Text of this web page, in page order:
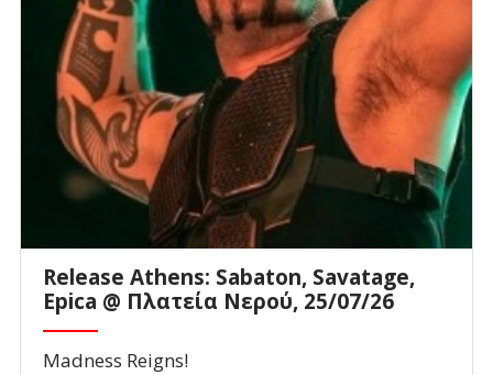
Release Athens: Sabaton, Savatage,
Epica @ Πλατεία Νερού, 25/07/26
Madness Reigns!